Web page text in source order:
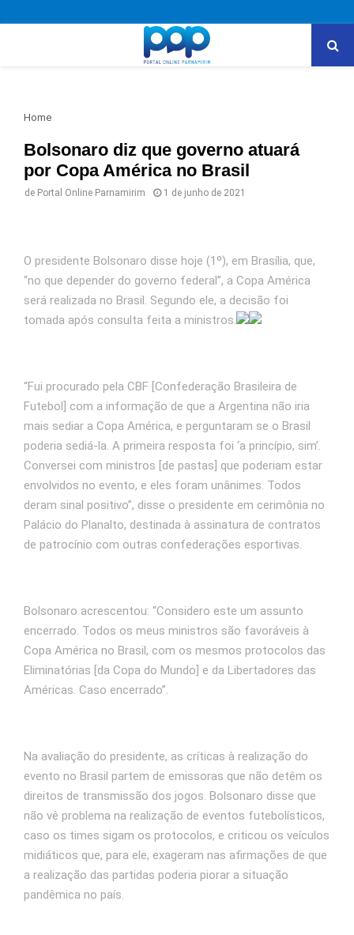
Home
Bolsonaro diz que governo atuará
por Copa América no Brasil
de Portal Online Parnamirim 1 de junho de 2021
O presidente Bolsonaro disse hoje (1º), em Brasília, que,
“no que depender do governo federal”, a Copa América
será realizada no Brasil. Segundo ele, a decisão foi
tomada após consulta feita a ministros.
“Fui procurado pela CBF [Confederação Brasileira de
Futebol] com a informação de que a Argentina não iria
mais sediar a Copa América, e perguntaram se o Brasil
poderia sediá-la. A primeira resposta foi ‘a princípio, sim’.
Conversei com ministros [de pastas] que poderiam estar
envolvidos no evento, e eles foram unânimes. Todos
deram sinal positivo”, disse o presidente em cerimônia no
Palácio do Planalto, destinada à assinatura de contratos
de patrocínio com outras confederações esportivas.
Bolsonaro acrescentou: “Considero este um assunto
encerrado. Todos os meus ministros são favoráveis à
Copa América no Brasil, com os mesmos protocolos das
Eliminatórias [da Copa do Mundo] e da Libertadores das
Américas. Caso encerrado”.
Na avaliação do presidente, as críticas à realização do
evento no Brasil partem de emissoras que não detêm os
direitos de transmissão dos jogos. Bolsonaro disse que
não vê problema na realização de eventos futebolísticos,
caso os times sigam os protocolos, e criticou os veículos
midiáticos que, para ele, exageram nas afirmações de que
a realização das partidas poderia piorar a situação
pandêmica no país.